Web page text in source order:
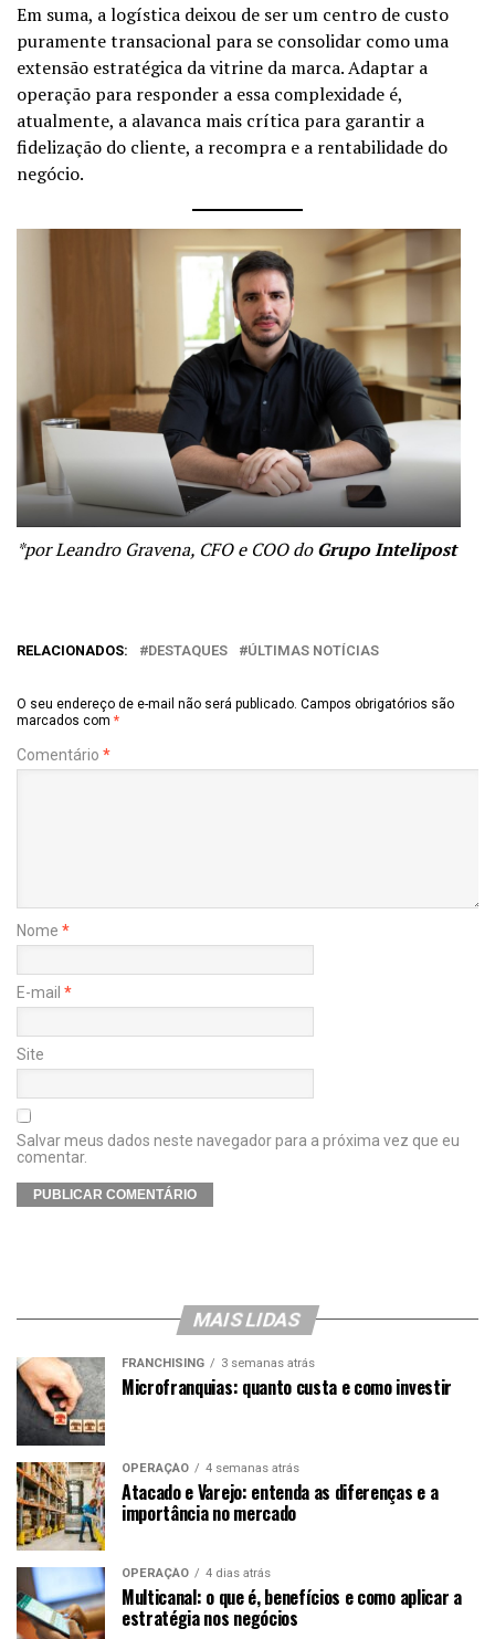
Em suma, a logística deixou de ser um centro de custo
puramente transacional para se consolidar como uma
extensão estratégica da vitrine da marca. Adaptar a
operação para responder a essa complexidade é,
atualmente, a alavanca mais crítica para garantir a
fidelização do cliente, a recompra e a rentabilidade do
negócio.
*por Leandro Gravena, CFO e COO doGrupoIntelipost
RELACIONADOS: DESTAQUES ÚLTIMAS NOTÍCIAS
O seu endereço de e-mail não será publicado. Campos obrigatórios são
marcados com *
Comentário *
Nome *
E-mail *
Site
Salvar meus dados neste navegador para a próxima vez que eu
comentar.
MAIS LIDAS
FRANCHISING 3 semanas atrás
Microfranquias: quanto custa e como investir
OPERAÇÃO 4 semanas atrás
Atacado e Varejo: entenda as diferenças e a
importância no mercado
OPERAÇÃO 4 dias atrás
Multicanal: o que é, benefícios e como aplicar a
estratégia nos negócios